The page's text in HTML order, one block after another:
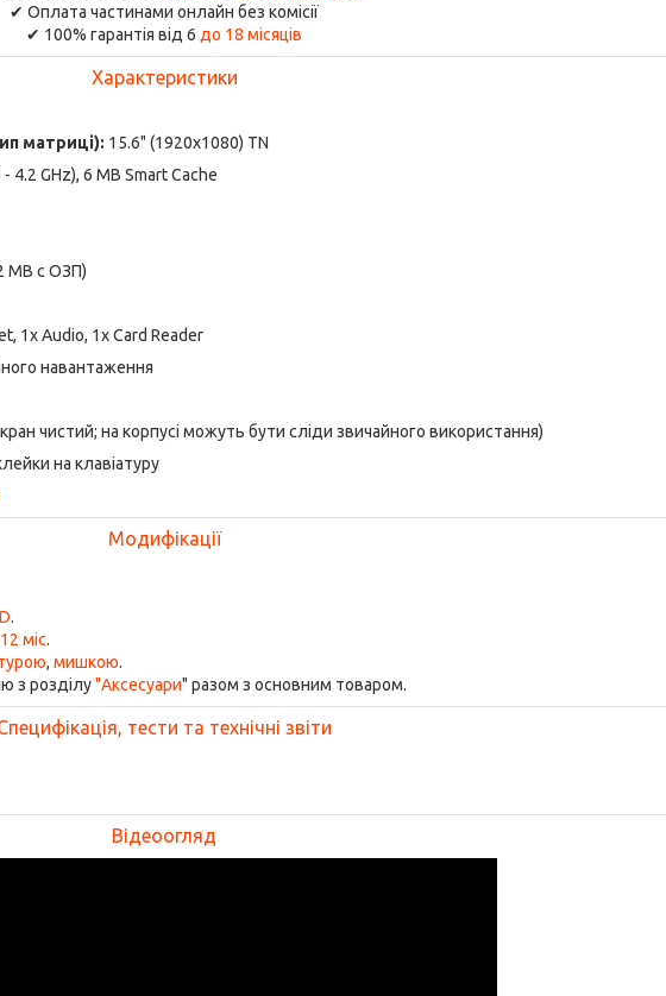
✔ Оплата частинами онлайн без комісії
✔ 100% гарантія від 6 до 18 місяців
Характеристики
матриці): 15.6" (1920x1080) TN
4.2 GHz), 6 MB Smart Cache
MB с ОЗП)
1x Audio, 1x Card Reader
навантаження
чистий; на корпусі можуть бути сліди звичайного використання)
на клавіатуру
Модифікації
.
міс.
, мишкою.
з розділу"Аксесуари" разом з основним товаром.
тести та технічні звіти
Відеоогляд